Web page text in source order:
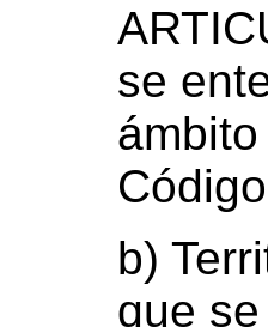
se
b)
que